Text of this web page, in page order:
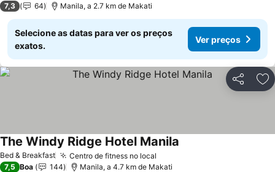
7,3 64 Manila, a 2.7 km de Makati
Selecione as datas para ver os preços
exatos.
Ver preços
Partilhar
Bed & Breakfast Centro de fitness no local
The Windy Ridge Hotel Manila
7,5 Boa 144 Manila, a 4.7 km de Makati